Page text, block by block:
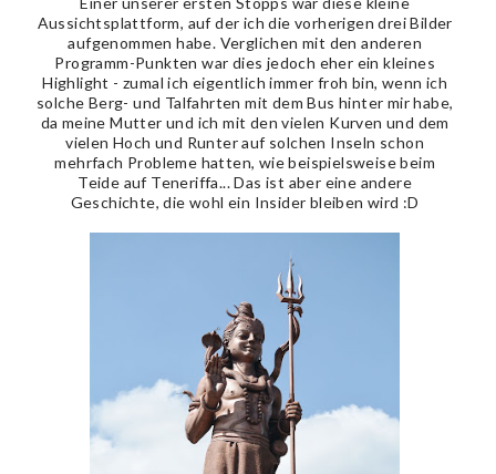
Aussichtsplattform, auf der ich die vorherigen drei Bilder
aufgenommen habe. Verglichen mit den anderen
Programm-Punkten war dies jedoch eher ein kleines
Highlight - zumal ich eigentlich immer froh bin, wenn ich
solche Berg- und Talfahrten mit dem Bus hinter mir habe,
da meine Mutter und ich mit den vielen Kurven und dem
vielen Hoch und Runter auf solchen Inseln schon
mehrfach Probleme hatten, wie beispielsweise beim
Teide auf Teneriffa... Das ist aber eine andere
Geschichte, die wohl ein Insider bleiben wird :D